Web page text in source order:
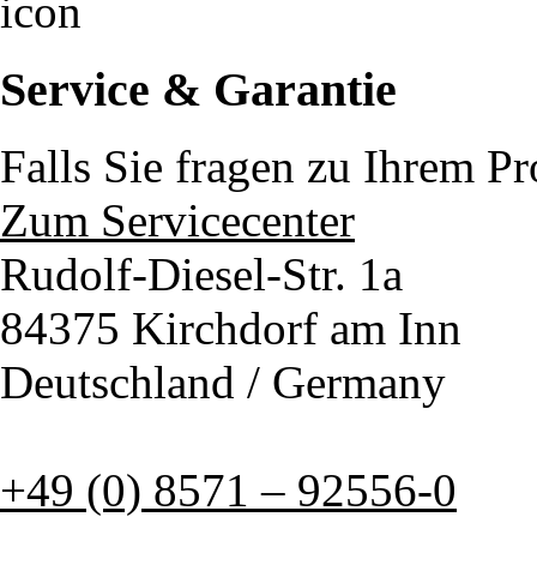
Service & Garantie
Falls Sie fragen zu Ihrem
Zum Servicecenter
Rudolf-Diesel-Str. 1a
84375 Kirchdorf am Inn
Deutschland / Germany
+49 (0) 8571 – 92556-0